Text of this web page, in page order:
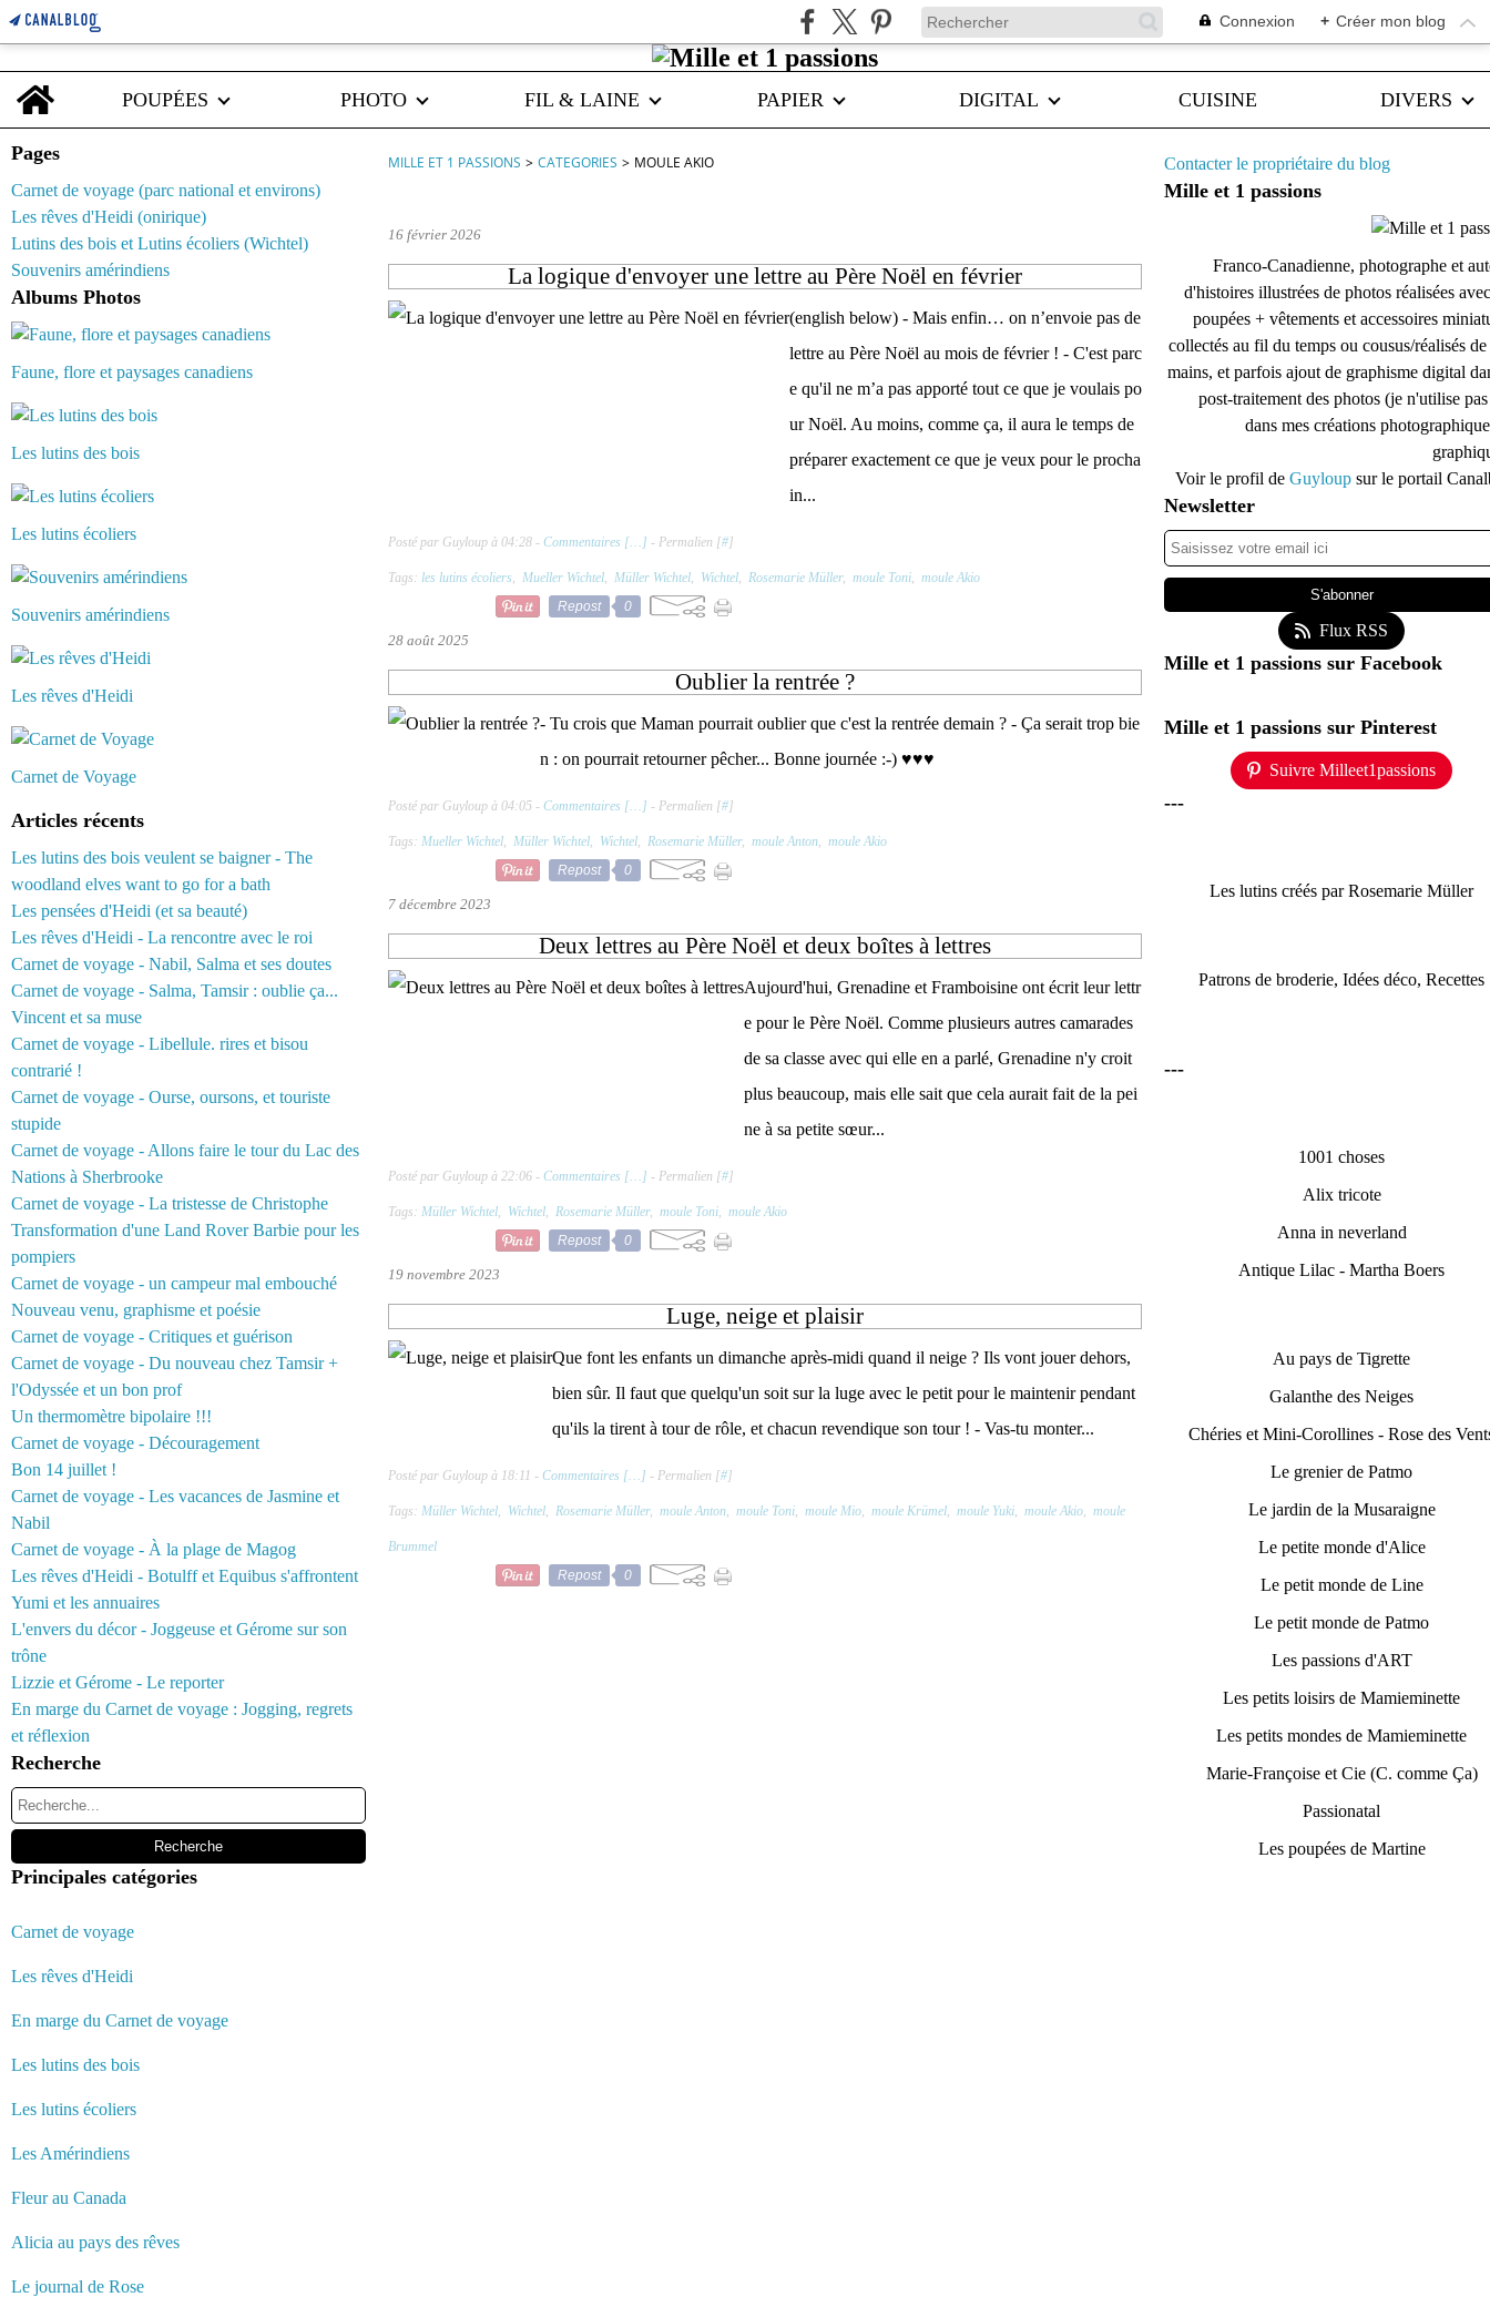
Connexion + Créer mon blog
Home
POUPÉES
PHOTO FIL & LAINE PAPIER DIGITAL CUISINE DIVERS
Pages
Carnet de voyage (parc national et environs)
Les rêves d'Heidi (onirique)
Lutins des bois et Lutins écoliers (Wichtel)
Souvenirs amérindiens
Albums Photos
Faune, flore et paysages canadiens
Les lutins des bois
Les lutins écoliers
Souvenirs amérindiens
Les rêves d'Heidi
Carnet de Voyage
Articles récents
Les lutins des bois veulent se baigner - The
woodland elves want to go for a bath
Les pensées d'Heidi (et sa beauté)
Les rêves d'Heidi - La rencontre avec le roi
Carnet de voyage - Nabil, Salma et ses doutes
Carnet de voyage - Salma, Tamsir : oublie ça...
Vincent et sa muse
Carnet de voyage - Libellule. rires et bisou
contrarié !
Carnet de voyage - Ourse, oursons, et touriste
stupide
Carnet de voyage - Allons faire le tour du Lac des
Nations à Sherbrooke
Carnet de voyage - La tristesse de Christophe
Transformation d'une Land Rover Barbie pour les
pompiers
Carnet de voyage - un campeur mal embouché
Nouveau venu, graphisme et poésie
Carnet de voyage - Critiques et guérison
Carnet de voyage - Du nouveau chez Tamsir +
l'Odyssée et un bon prof
Un thermomètre bipolaire !!!
Carnet de voyage - Découragement
Bon 14 juillet !
Carnet de voyage - Les vacances de Jasmine et
Nabil
Carnet de voyage - À la plage de Magog
Les rêves d'Heidi - Botulff et Equibus s'affrontent
Yumi et les annuaires
L'envers du décor - Joggeuse et Gérome sur son
trône
Lizzie et Gérome - Le reporter
En marge du Carnet de voyage : Jogging, regrets
et réflexion
Recherche
Principales catégories
Carnet de voyage
Les rêves d'Heidi
En marge du Carnet de voyage
Les lutins des bois
Les lutins écoliers
Les Amérindiens
Fleur au Canada
Alicia au pays des rêves
Le journal de Rose
MILLE ET 1 PASSIONS > CATEGORIES > MOULE AKIO
16 février 2026
La logique d'envoyer une lettre au Père Noël en février
(english below) - Mais enfin… on n’envoie pas de
lettre au Père Noël au mois de février ! - C'est parc
e qu'il ne m’a pas apporté tout ce que je voulais po
ur Noël. Au moins, comme ça, il aura le temps de
préparer exactement ce que je veux pour le procha
in...
Posté par Guyloup à 04:28 - Commentaires [… ] - Permalien [#]
Tags: les lutins écoliers, Mueller Wichtel, Müller Wichtel, Wichtel, Rosemarie Müller, moule Toni, moule Akio
Repost
0
28 août 2025
Oublier la rentrée ?
- Tu crois que Maman pourrait oublier que c'est la rentrée demain ? - Ça serait trop bie
n : on pourrait retourner pêcher... Bonne journée :-) ♥♥♥
Posté par Guyloup à 04:05 - Commentaires [… ] - Permalien [#]
Tags: Mueller Wichtel, Müller Wichtel, Wichtel, Rosemarie Müller, moule Anton, moule Akio
Repost
0
7 décembre 2023
Deux lettres au Père Noël et deux boîtes à lettres
Aujourd'hui, Grenadine et Framboisine ont écrit leur lettr
e pour le Père Noël. Comme plusieurs autres camarades
de sa classe avec qui elle en a parlé, Grenadine n'y croit
plus beaucoup, mais elle sait que cela aurait fait de la pei
ne à sa petite sœur...
Posté par Guyloup à 22:06 - Commentaires [… ] - Permalien [#]
Tags: Müller Wichtel, Wichtel, Rosemarie Müller, moule Toni, moule Akio
Repost
0
19 novembre 2023
Luge, neige et plaisir
Que font les enfants un dimanche après-midi quand il neige ? Ils vont jouer dehors,
bien sûr. Il faut que quelqu'un soit sur la luge avec le petit pour le maintenir pendant
qu'ils la tirent à tour de rôle, et chacun revendique son tour ! - Vas-tu monter...
Posté par Guyloup à 18:11 - Commentaires [… ] - Permalien [#]
Tags: Müller Wichtel, Wichtel, Rosemarie Müller, moule Anton, moule Toni, moule Mio, moule Krümel, moule Yuki, moule Akio, moule
Brummel
Repost
0
Contacter le propriétaire du blog
Mille et 1 passions
Franco-Canadienne, photographe et
d'histoires illustrées de photos réalisées
poupées + vêtements et accessoires
collectés au fil du temps ou cousus/réalisés de
mains, et parfois ajout de graphisme digital
post-traitement des photos (je n'utilise
dans mes créations
Voir le profil de Guyloup sur le portail
Newsletter
Flux RSS
Mille et 1 passions sur Facebook
Mille et 1 passions sur Pinterest
Suivre Milleet1passions
---
Les lutins créés par Rosemarie Müller
Patrons de broderie, Idées déco, Recettes
---
1001 choses
Alix tricote
Anna in neverland
Antique Lilac - Martha Boers
Au pays de Tigrette
Galanthe des Neiges
Chéries et Mini-Corollines - Rose des
Le grenier de Patmo
Le jardin de la Musaraigne
Le petite monde d'Alice
Le petit monde de Line
Le petit monde de Patmo
Les passions d'ART
Les petits loisirs de Mamieminette
Les petits mondes de Mamieminette
Marie-Françoise et Cie (C. comme Ça)
Passionatal
Les poupées de Martine